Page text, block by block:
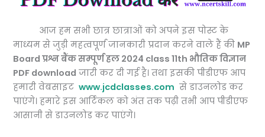
आज हम सभी छात्र छात्राओं को अपने इस पोस्ट के
माध्यम से जुड़ी महत्वपूर्ण जानकारी प्रदान करने वाले हैं की MP
Board प्रश्न बैंक सम्पूर्ण हल 2024 class 11th भौतिक विज्ञान
PDF download जारी कर दी गई है। तथा इसकी पीडीएफ आप
हमारी वेबसाइटwww.jcdclasses.com से डाउनलोड कर
पाएंगे। हमारे इस आर्टिकल को अंत तक पढ़ी तभी आप पीडीएफ
आसानी से डाउनलोड कर पाएंगे।